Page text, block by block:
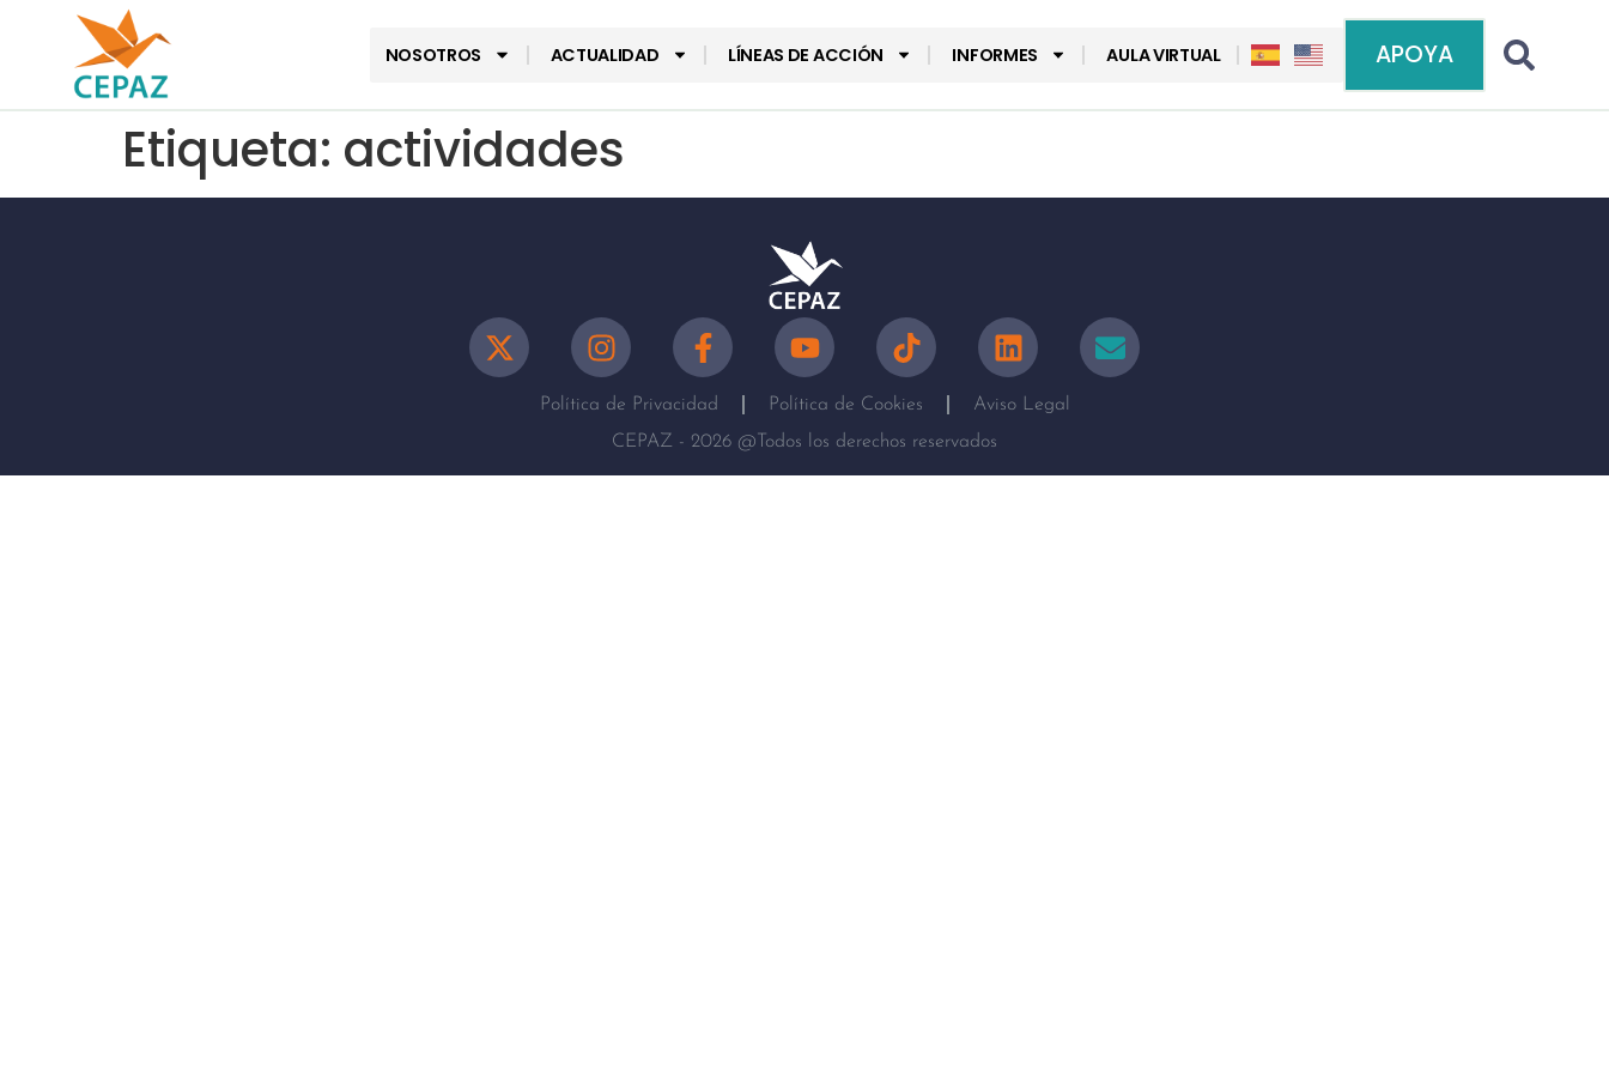
NOSOTROS ACTUALIDAD LÍNEAS DE ACCIÓN INFORMES AULA VIRTUAL APOYA
Etiqueta: actividades
Política de Privacidad Política de Cookies
Aviso Legal
CEPAZ - 2026 @Todos los derechos reservados